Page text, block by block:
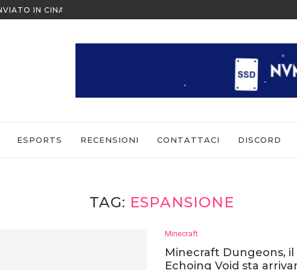
IN CINA ALL’ULTIMO MOMENTO
ESPORTS RECENSIONI CONTATTACI DISCORD
TAG: ESPANSIONE
Minecraft
Minecraft Dungeons, il
Echoing Void sta